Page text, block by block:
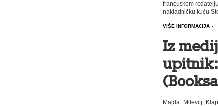
francuskom
nakladničku kuću
VIŠE INFORMACIJA ›
Iz
upitnik:
Majda Milevoj